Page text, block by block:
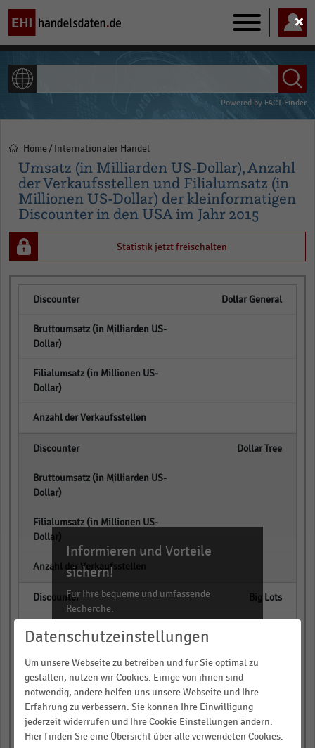
Main
navigation
Powered by FACT-Finder
Pfadnavigation
Home Internationaler Handel
Umsatz (in Milliarden US-Dollar), Anzahl
der Verkaufsstellen und Filialumsatz (in
Millionen US-Dollar) der kleinformatigen
Discounter in den USA im Jahr 2015
Statistik jetzt freischalten
Dollar General
Dollar Tree
Big Lots
Informieren und Vorteile
sichern!
Für Ihre bequeme und umfassende
Recherche:
Über 300.000 Daten und Kennzahlen
Download als Excel, PNG, PDF
… und vieles mehr!
JETZT INFORMIEREN
Datenschutzeinstellungen
Um unsere Webseite zu betreiben und für Sie optimal zu
gestalten, nutzen wir Cookies. Einige von ihnen sind
notwendig, andere helfen uns unsere Webseite und Ihre
Erfahrung zu verbessern. Sie können Ihre Einwilligung
jederzeit widerrufen und Ihre Cookie Einstellungen ändern.
Hier finden Sie eine Übersicht über alle verwendeten Cookies.